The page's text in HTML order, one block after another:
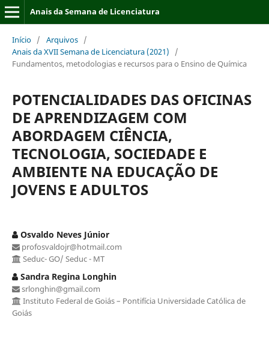
Anais da Semana de Licenciatura
Início / Arquivos /
Anais da XVII Semana de Licenciatura (2021)
/
Fundamentos, metodologias e recursos para o Ensino de Química
POTENCIALIDADES DAS OFICINAS
DE APRENDIZAGEM COM
ABORDAGEM CIÊNCIA,
TECNOLOGIA, SOCIEDADE E
AMBIENTE NA EDUCAÇÃO DE
JOVENS E ADULTOS
Osvaldo Neves Júnior
profosvaldojr@hotmail.com
Seduc- GO/ Seduc - MT
Sandra Regina Longhin
srlonghin@gmail.com
Instituto Federal de Goiás – Pontifícia Universidade Católica de
Goiás